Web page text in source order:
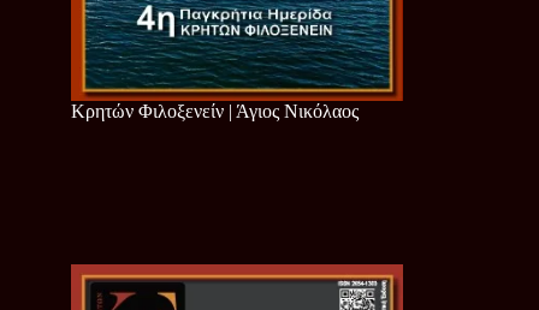
Κρητών Φιλοξενείν | Άγιος Νικόλαος